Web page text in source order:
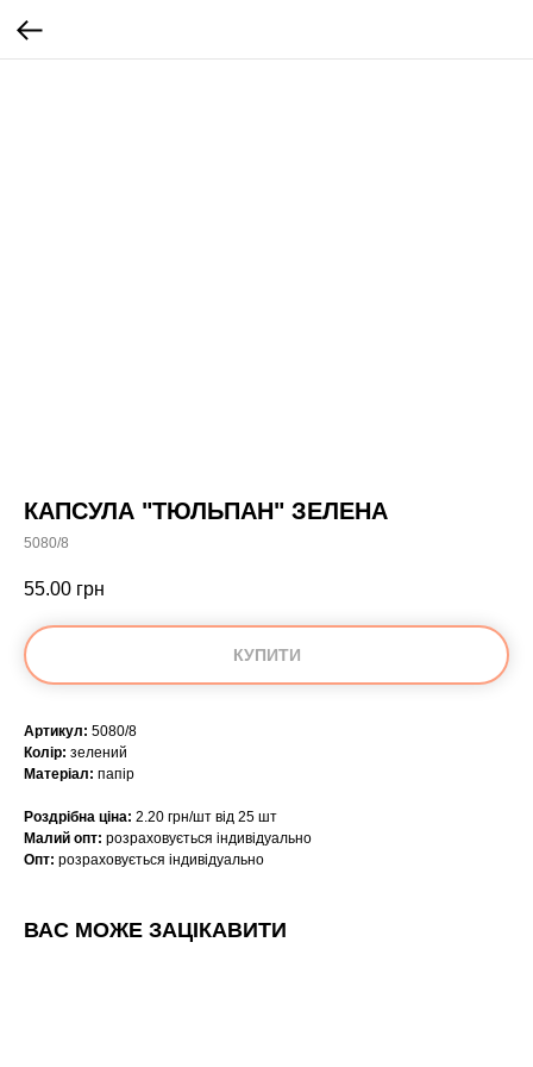
КАПСУЛА "ТЮЛЬПАН" ЗЕЛЕНА
5080/8
55.00 грн
КУПИТИ
Артикул: 5080/8
Колір: зелений
Матеріал: папір
Роздрібна ціна: 2.20 грн/шт від 25 шт
Малий опт: розраховується індивідуально
Опт: розраховується індивідуально
ВАС МОЖЕ ЗАЦІКАВИТИ